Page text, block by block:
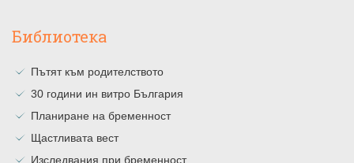
Библиотека
Пътят към родителството
30 години ин витро България
Планиране на бременност
Щастливата вест
Изследвания при бременност